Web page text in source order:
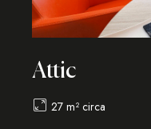
Attic
27 m² circa